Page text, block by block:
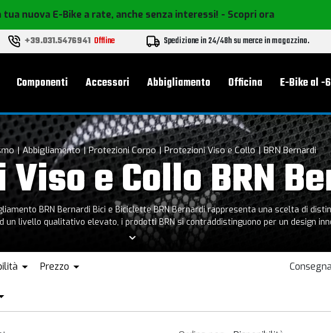
tua nuova E-Bike a rate, anche senza interessi! - Scopri ora
+39.031.5476941 Offline Spedizione in 24/48h su merce in magazzino.
Componenti Accessori Abbigliamento Officina E-Bike al -
Abbigliamento Protezioni Corpo Protezioni Viso e Collo BRN Bernardi
e Collo BRN
Bernardi rappresenta una scelta di distinzione che l’azienda Bernardi
livello qualitativo elevato, i prodotti BRN si contraddistinguono per un design
soddisfa i desideri della clientela più esigente.
Prezzo